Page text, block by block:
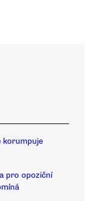
korumpuje
pro opoziční